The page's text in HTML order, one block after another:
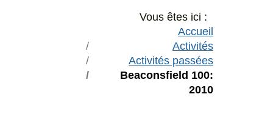
Vous êtes ici :
Accueil
Activités
Activités passées
Beaconsfield 100:
2010